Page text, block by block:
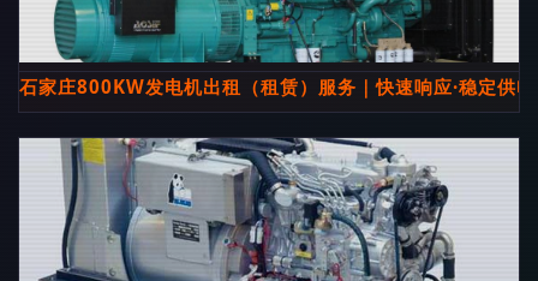
石家庄800KW发电机出租（租赁）服务｜快速响应·稳定供电